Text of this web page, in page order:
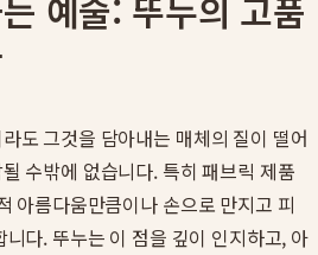
예술: 뚜누의 고품
도 그것을 담아내는 매체의 질이 떨어
수밖에 없습니다. 특히 패브릭 제품
아름다움만큼이나 손으로 만지고 피
다. 뚜누는 이 점을 깊이 인지하고, 아